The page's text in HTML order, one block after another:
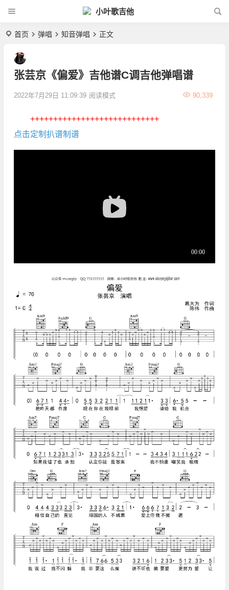
小叶歌吉他
首页 弹唱 知音弹唱 正文
张芸京《偏爱》吉他谱C调吉他弹唱谱
2022年7月29日 11:09:39 90,339
阅读模式
++++++++++++++++++++++++++++
点击定制扒谱制谱